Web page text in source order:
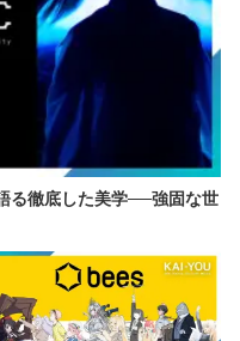
る徹底した美学──強固な世